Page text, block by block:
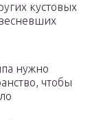
кустовых
нужно
чтобы